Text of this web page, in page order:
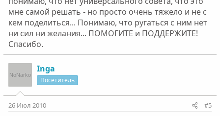
мне самой решать - но просто очень тяжело и не с
кем поделиться... Понимаю, что ругаться с ним нет
ни сил ни желания... ПОМОГИТЕ и ПОДДЕРЖИТЕ!
Спасибо.
Inga
Посетитель
26 Июл 2010 #5